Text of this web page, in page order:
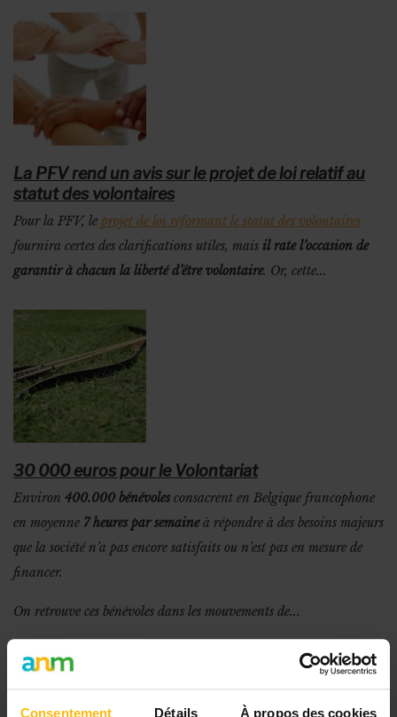
Consentement Détails À propos des cookies
La PFV rend un avis sur le projet de loi relatif au
statut des volontaires
Pour la PFV, le projet de loi réformant le statut des volontaires
fournira certes des clarifications utiles, mais il rate l’occasion de
garantir à chacun la liberté d’être volontaire. Or, cette...
30 000 euros pour le Volontariat
Environ 400.000 bénévoles consacrent en Belgique francophone
en moyenne 7 heures par semaineà répondre à des besoins majeurs
que la société n’a pas encore satisfaits ou n’est pas en mesure de
financer.
On retrouve ces bénévoles dans les mouvements de...